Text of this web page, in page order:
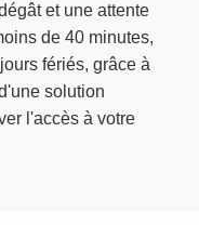
et une attente
de 40 minutes,
fériés, grâce à
solution
l'accès à votre